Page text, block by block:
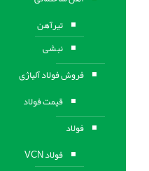
تیرآهن
نبشی
فروش فولاد آلیاژی
قیمت فولاد
فولاد
فولاد VCN